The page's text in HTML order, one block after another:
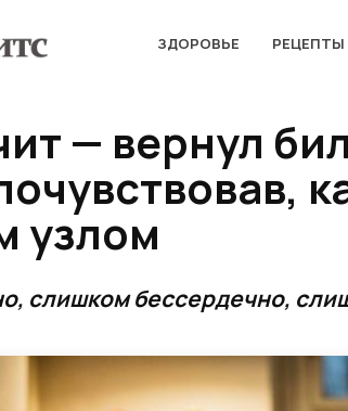
ЗДОРОВЬЕ РЕЦЕПТЫ
— вернул
узлом
слишком бессердечно,